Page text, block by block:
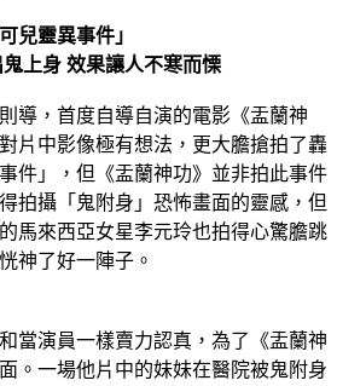
兒靈異事件」
上身 效果讓人不寒而慄
導，首度自導自演的電影《盂蘭神
片中影像極有想法，更大膽搶拍了轟
件」，但《盂蘭神功》並非拍此事件
拍攝「鬼附身」恐怖畫面的靈感，但
馬來西亞女星李元玲也拍得心驚膽跳
神了好一陣子。
當演員一樣賣力認真，為了《盂蘭神
。一場他片中的妹妹在醫院被鬼附身